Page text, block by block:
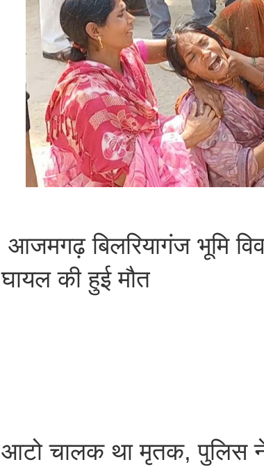
आजमगढ़ बिलरियागंज भूमि
घायल की हुई मौत
आटो चालक था मृतक, पुलिस ने